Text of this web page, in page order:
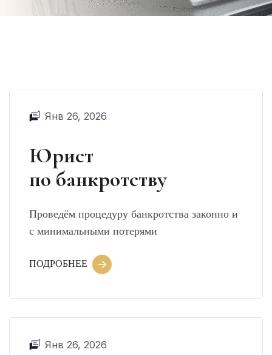
Янв 26, 2026
Юрист
по банкротству
Проведём процедуру банкротства законно и
с минимальными потерями
ПОДРОБНЕЕ
Янв 26, 2026